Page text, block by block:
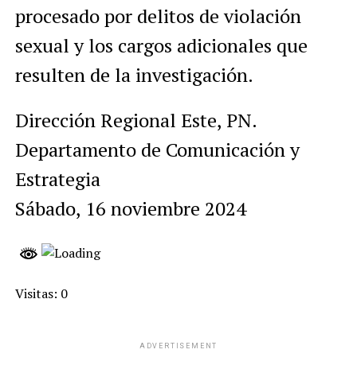
procesado por delitos de violación
sexual y los cargos adicionales que
resulten de la investigación.
Dirección Regional Este, PN.
Departamento de Comunicación y
Estrategia
Sábado, 16 noviembre 2024
Visitas: 0
ADVERTISEMENT